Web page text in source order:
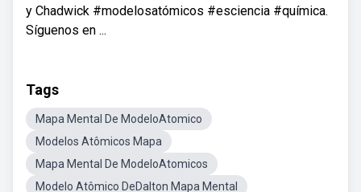
y Chadwick #modelosatómicos #esciencia #química.
Síguenos en ...
Tags
Mapa Mental De ModeloAtomico
Modelos Atômicos Mapa
Mapa Mental De ModeloAtomicos
Modelo Atômico DeDalton Mapa Mental